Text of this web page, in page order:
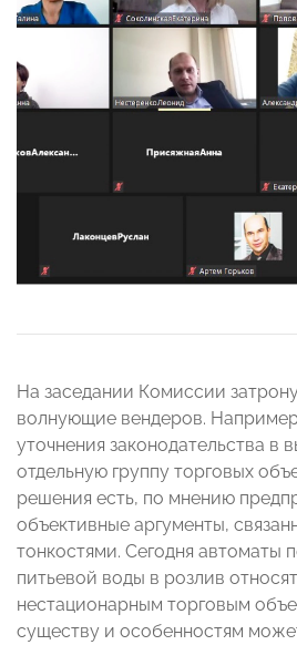
На заседании Комиссии
волнующие вендеров.
уточнения законодательства в
отдельную группу торговых
решения есть, по мнению
объективные аргументы,
тонкостями. Сегодня автоматы
питьевой воды в розлив
нестационарным торговым
существу и особенностям